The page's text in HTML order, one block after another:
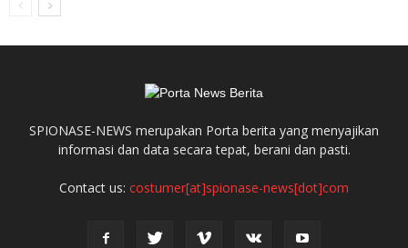
SPIONASE-NEWS merupakan Porta berita yang menyajikan
informasi dan data secara tepat, berani dan pasti.
Contact us: costumer[at]spionase-news[dot]com